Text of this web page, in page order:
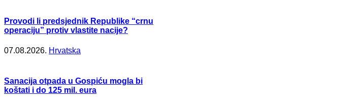
Provodi li predsjednik Republike “crnu
operaciju” protiv vlastite nacije?
07.08.2026. Hrvatska
Sanacija otpada u Gospiću mogla bi
koštati i do 125 mil. eura